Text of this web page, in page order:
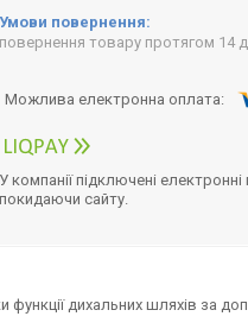
повернення товару протягом 14
У компанії підключені
покидаючи сайту.
дихальних шляхів за